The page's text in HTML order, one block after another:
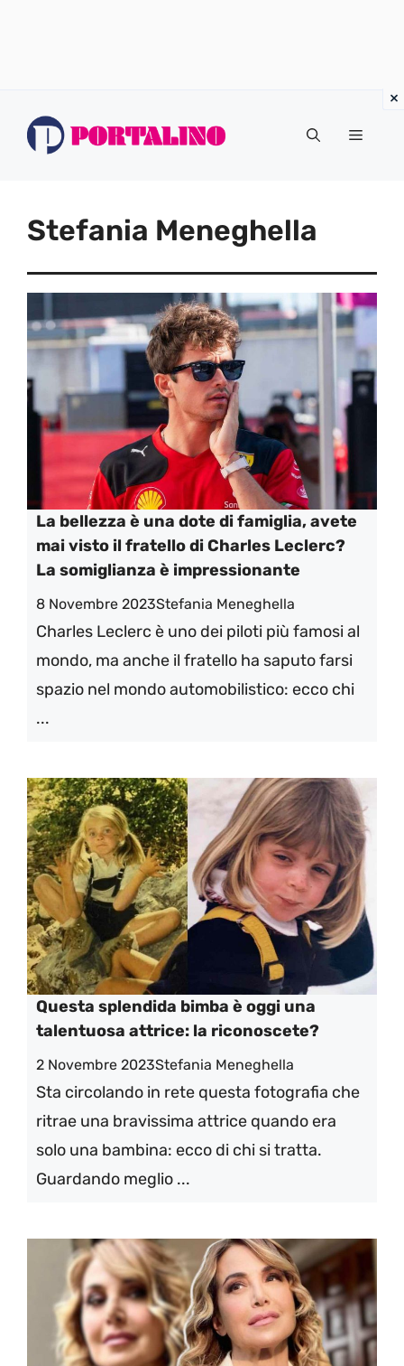
Menu
Stefania Meneghella
La bellezza è una dote di famiglia, avete
mai visto il fratello di Charles Leclerc?
La somiglianza è impressionante
8 Novembre 2023Stefania Meneghella
Charles Leclerc è uno dei piloti più famosi al
mondo, ma anche il fratello ha saputo farsi
spazio nel mondo automobilistico: ecco chi
...
Questa splendida bimba è oggi una
talentuosa attrice: la riconoscete?
2 Novembre 2023Stefania Meneghella
Sta circolando in rete questa fotografia che
ritrae una bravissima attrice quando era
solo una bambina: ecco di chi si tratta.
Guardando meglio ...